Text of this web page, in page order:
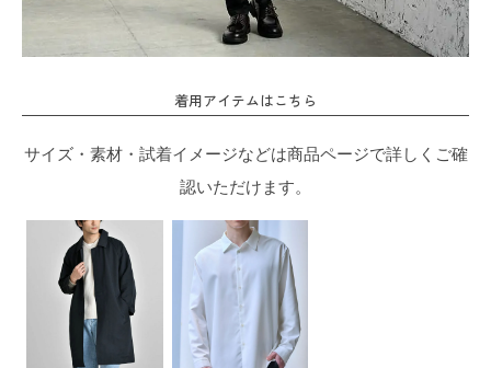
着用アイテムはこちら
サイズ・素材・試着イメージなどは商品ページで詳しくご確
認いただけます。